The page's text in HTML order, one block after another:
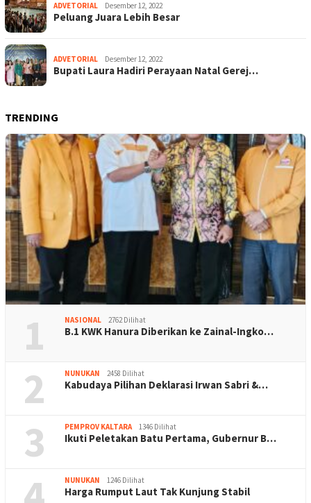
ADVETORIAL Desember 12, 2022
Peluang Juara Lebih Besar
ADVETORIAL Desember 12, 2022
Bupati Laura Hadiri Perayaan Natal Gerej…
TRENDING
1 NASIONAL 2762 Dilihat
B.1 KWK Hanura Diberikan ke Zainal-Ingko…
2 NUNUKAN 2458 Dilihat
Kabudaya Pilihan Deklarasi Irwan Sabri &…
3 PEMPROV KALTARA 1346 Dilihat
Ikuti Peletakan Batu Pertama, Gubernur B…
NUNUKAN 1246 Dilihat
Harga Rumput Laut Tak Kunjung Stabil